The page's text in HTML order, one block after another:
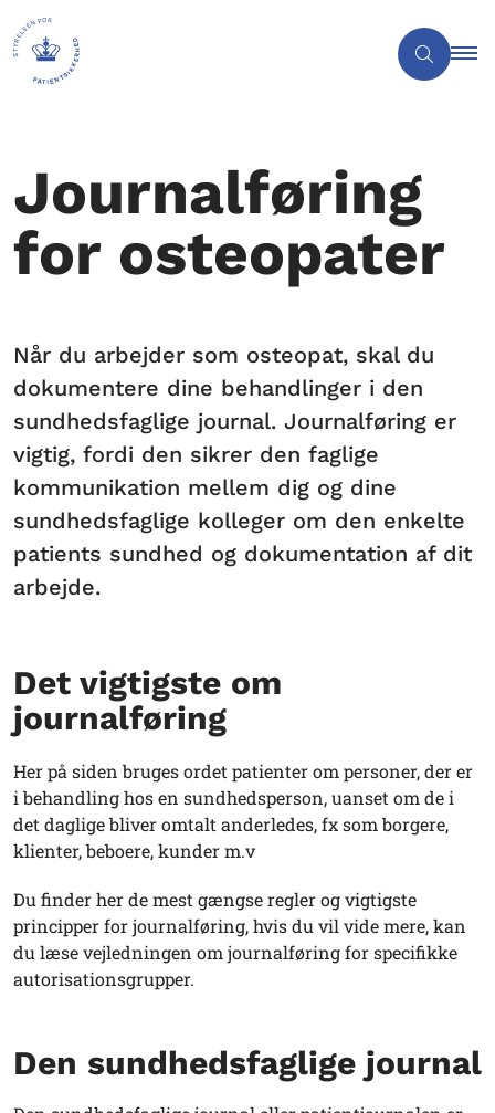
Journalføring
for osteopater
Når du arbejder som osteopat, skal du
dokumentere dine behandlinger i den
sundhedsfaglige journal. Journalføring er
vigtig, fordi den sikrer den faglige
kommunikation mellem dig og dine
sundhedsfaglige kolleger om den enkelte
patients sundhed og dokumentation af dit
arbejde.
Det vigtigste om
journalføring
Her på siden bruges ordet patienter om personer, der er
i behandling hos en sundhedsperson, uanset om de i
det daglige bliver omtalt anderledes, fx som borgere,
klienter, beboere, kunder m.v
Du finder her de mest gængse regler og vigtigste
principper for journalføring, hvis du vil vide mere, kan
du læse vejledningen om journalføring for specifikke
autorisationsgrupper.
Den sundhedsfaglige journal